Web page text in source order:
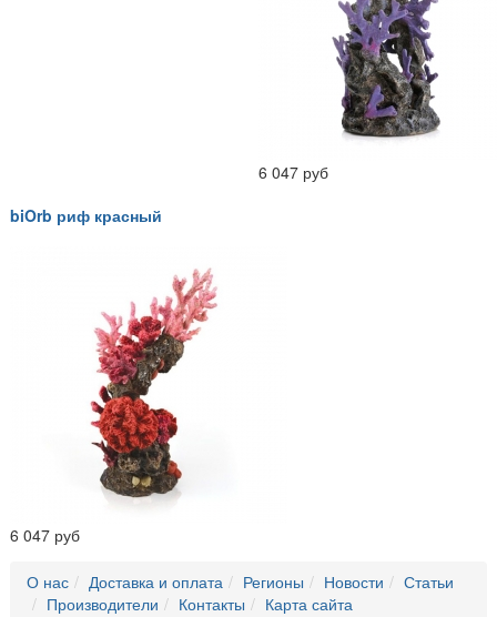
6 047 руб
biOrb риф красный
6 047 руб
О нас Доставка и оплата Регионы Новости
Статьи
Производители
Контакты Карта сайта